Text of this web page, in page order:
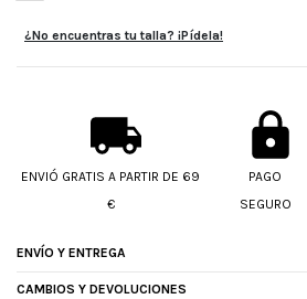
¿No encuentras tu talla? ¡Pídela!
ENVIÓ GRATIS A PARTIR DE 69
€
PAGO
SEGURO
ENVÍO Y ENTREGA
CAMBIOS Y DEVOLUCIONES